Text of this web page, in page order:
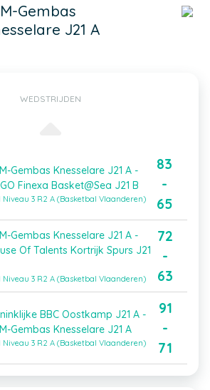
Gembas
J21 A
WEDSTRIJDEN
Gembas Knesselare J21 A -
Finexa Basket@Sea J21 B
Niveau 3 R2 A (Basketbal Vlaanderen)
83
-
65
Gembas Knesselare J21 A -
Of Talents Kortrijk Spurs J21
Niveau 3 R2 A (Basketbal Vlaanderen)
72
-
63
BBC Oostkamp J21 A -
Gembas Knesselare J21 A
Niveau 3 R2 A (Basketbal Vlaanderen)
91
-
71